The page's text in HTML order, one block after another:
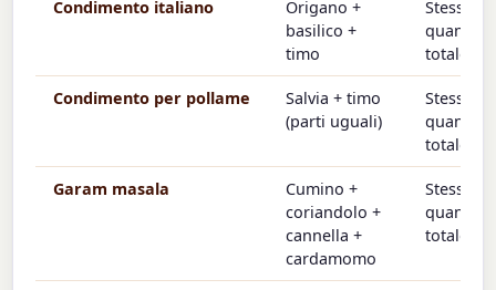
Condimento italiano
Origano +
basilico +
timo
Stessa
quantità
totale
Condimento per pollame
Salvia + timo
(parti uguali)
Stessa
quantità
totale
Garam masala
Cumino +
coriandolo +
cannella +
cardamomo
Stessa
quantità
totale